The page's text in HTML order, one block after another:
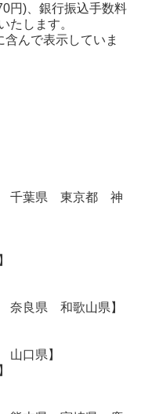
円)、銀行振込手数料
たします。
んで表示していま
千葉県 東京都 神
良県 和歌山県】
口県】